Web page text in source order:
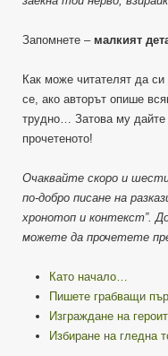
Запомнете – малкият
Как може читателят да
се, ако авторът опише
трудно… Затова му
прочетеното!
Очаквайте скоро и
по-добро писане на
хронотоп и контекст”.
можете да прочетете
Като начало…
Пишете грабващи
Изграждане на
Избиране на гледна